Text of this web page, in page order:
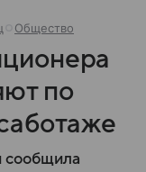
Общество
по
сообщила